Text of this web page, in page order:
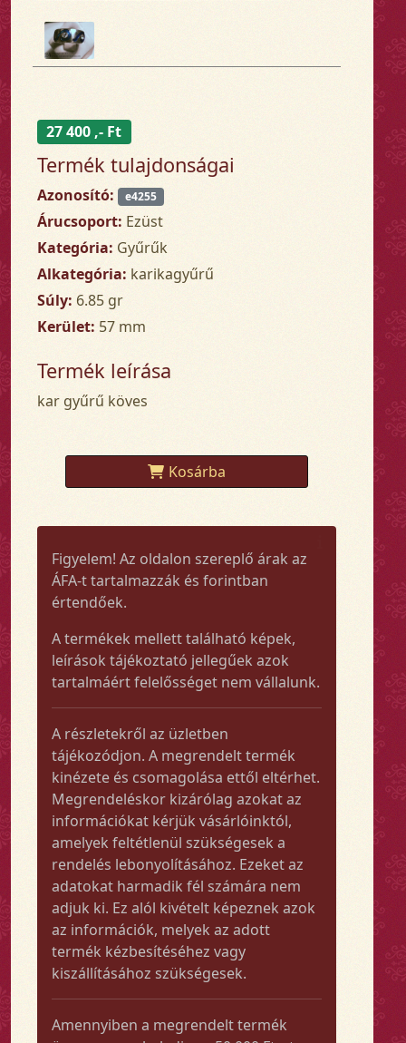
27 400 ,- Ft
Termék tulajdonságai
Azonosító: e4255
Árucsoport: Ezüst
Kategória: Gyűrűk
Alkategória: karikagyűrű
Súly: 6.85 gr
Kerület: 57 mm
Termék leírása
kar gyűrű köves
Kosárba
Figyelem! Az oldalon szereplő árak az
ÁFA-t tartalmazzák és forintban
értendőek.
A termékek mellett található képek,
leírások tájékoztató jellegűek azok
tartalmáért felelősséget nem vállalunk.
A részletekről az üzletben
tájékozódjon. A megrendelt termék
kinézete és csomagolása ettől eltérhet.
Megrendeléskor kizárólag azokat az
információkat kérjük vásárlóinktól,
amelyek feltétlenül szükségesek a
rendelés lebonyolításához. Ezeket az
adatokat harmadik fél számára nem
adjuk ki. Ez alól kivételt képeznek azok
az információk, melyek az adott
termék kézbesítéséhez vagy
kiszállításához szükségesek.
Amennyiben a megrendelt termék